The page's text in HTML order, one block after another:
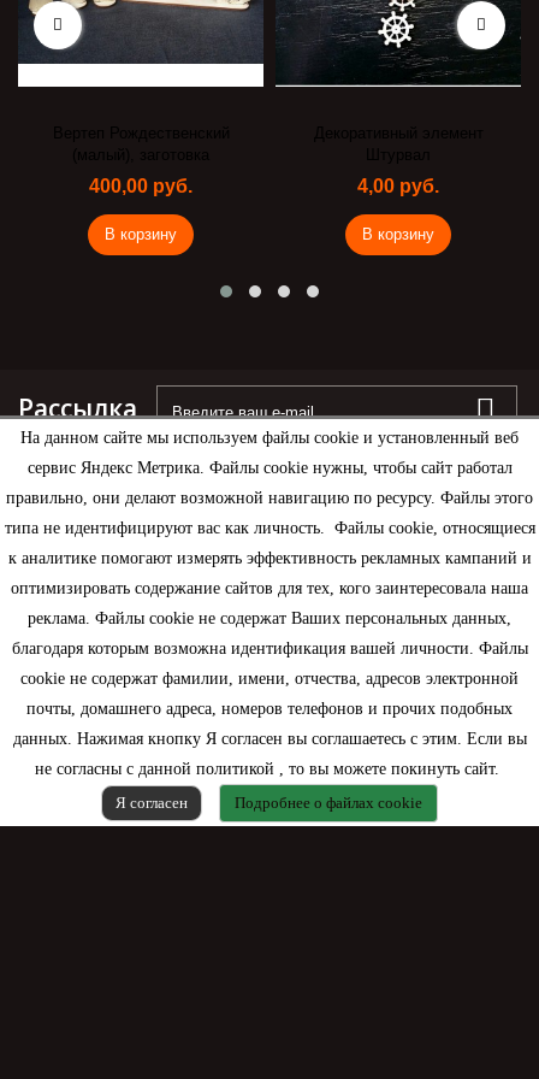
На данном сайте мы используем файлы cookie и установленный веб
сервис Яндекс Метрика. Файлы cookie нужны, чтобы сайт работал
правильно, они делают возможной навигацию по ресурсу. Файлы этого
типа не идентифицируют вас как личность. Файлы cookie, относящиеся
к аналитике помогают измерять эффективность рекламных кампаний и
оптимизировать содержание сайтов для тех, кого заинтересовала наша
реклама. Файлы cookie не содержат Ваших персональных данных,
благодаря которым возможна идентификация вашей личности. Файлы
cookie не содержат фамилии, имени, отчества, адресов электронной
почты, домашнего адреса, номеров телефонов и прочих подобных
данных. Нажимая кнопку Я согласен вы соглашаетесь с этим. Если вы
не согласны с данной политикой , то вы можете покинуть сайт.
Я согласен
Подробнее о файлах cookie
Вертеп Рождественский
(малый), заготовка
400,00 руб.
В корзину
Декоративный элемент
Штурвал
4,00 руб.
В корзину
Рассылка
Информация
Моя учетная запись
Контактная информация